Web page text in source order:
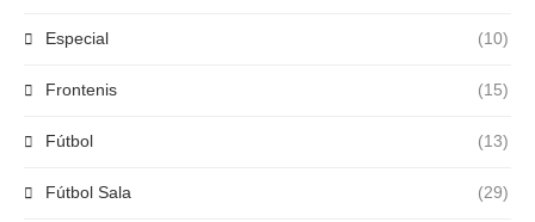
Especial (10)
Frontenis (15)
Fútbol (13)
Fútbol Sala (29)